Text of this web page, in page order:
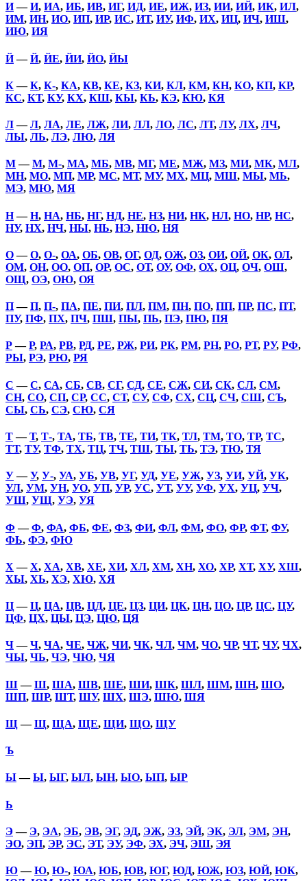
И—И, ИА, ИБ, ИВ, ИГ, ИД, ИЕ, ИЖ, ИЗ, ИИ, ИЙ, ИК, ИЛ,
ИМ, ИН, ИО, ИП, ИР, ИС, ИТ, ИУ, ИФ, ИХ, ИЦ, ИЧ, ИШ,
ИЮ, ИЯ
Й—Й, ЙЕ, ЙИ, ЙО, ЙЫ
К—К, К-, КА, КВ, КЕ, КЗ, КИ, КЛ, КМ, КН, КО, КП, КР,
КС, КТ, КУ, КХ, КШ, КЫ, КЬ, КЭ, КЮ, КЯ
Л—Л, ЛА, ЛЕ, ЛЖ, ЛИ, ЛЛ, ЛО, ЛС, ЛТ, ЛУ, ЛХ, ЛЧ,
ЛЫ, ЛЬ, ЛЭ, ЛЮ, ЛЯ
М—М, М-, МА, МБ, МВ, МГ, МЕ, МЖ, МЗ, МИ, МК, МЛ,
МН, МО, МП, МР, МС, МТ, МУ, МХ, МЦ, МШ, МЫ, МЬ,
МЭ, МЮ, МЯ
Н—Н, НА, НБ, НГ, НД, НЕ, НЗ, НИ, НК, НЛ, НО, НР, НС,
НУ, НХ, НЧ, НЫ, НЬ, НЭ, НЮ, НЯ
О—О, О-, ОА, ОБ, ОВ, ОГ, ОД, ОЖ, ОЗ, ОИ, ОЙ, ОК, ОЛ,
ОМ, ОН, ОО, ОП, ОР, ОС, ОТ, ОУ, ОФ, ОХ, ОЦ, ОЧ, ОШ,
ОЩ, ОЭ, ОЮ, ОЯ
П—П, П-, ПА, ПЕ, ПИ, ПЛ, ПМ, ПН, ПО, ПП, ПР, ПС, ПТ,
ПУ, ПФ, ПХ, ПЧ, ПШ, ПЫ, ПЬ, ПЭ, ПЮ, ПЯ
Р—Р, РА, РВ, РД, РЕ, РЖ, РИ, РК, РМ, РН, РО, РТ, РУ, РФ,
РЫ, РЭ, РЮ, РЯ
С —С, СА, СБ, СВ, СГ, СД, СЕ, СЖ, СИ, СК, СЛ, СМ,
СН, СО, СП, СР, СС, СТ, СУ, СФ, СХ, СЦ, СЧ, СШ, СЪ,
СЫ, СЬ, СЭ, СЮ, СЯ
Т—Т, Т-, ТА, ТБ, ТВ, ТЕ, ТИ, ТК, ТЛ, ТМ, ТО, ТР, ТС,
ТТ, ТУ, ТФ, ТХ, ТЦ, ТЧ, ТШ, ТЫ, ТЬ, ТЭ, ТЮ, ТЯ
У—У, У-, УА, УБ, УВ, УГ, УД, УЕ, УЖ, УЗ, УИ, УЙ, УК,
УЛ, УМ, УН, УО, УП, УР, УС, УТ, УУ, УФ, УХ, УЦ, УЧ,
УШ, УЩ, УЭ, УЯ
Ф —Ф, ФА, ФБ, ФЕ, ФЗ, ФИ, ФЛ, ФМ, ФО, ФР, ФТ, ФУ,
ФЬ, ФЭ, ФЮ
Х —Х, ХА, ХВ, ХЕ, ХИ, ХЛ, ХМ, ХН, ХО, ХР, ХТ, ХУ, ХШ,
ХЫ, ХЬ, ХЭ, ХЮ, ХЯ
Ц—Ц, ЦА, ЦВ, ЦД, ЦЕ, ЦЗ, ЦИ, ЦК, ЦН, ЦО, ЦР, ЦС, ЦУ,
ЦФ, ЦХ, ЦЫ, ЦЭ, ЦЮ, ЦЯ
Ч—Ч, ЧА, ЧЕ, ЧЖ, ЧИ, ЧК, ЧЛ, ЧМ, ЧО, ЧР, ЧТ, ЧУ, ЧХ,
ЧЫ, ЧЬ, ЧЭ, ЧЮ, ЧЯ
Ш—Ш, ША, ШВ, ШЕ, ШИ, ШК, ШЛ, ШМ, ШН, ШО,
ШП, ШР, ШТ, ШУ, ШХ, ШЭ, ШЮ, ШЯ
Щ —Щ, ЩА, ЩЕ, ЩИ, ЩО, ЩУ
Ъ
Ы—Ы, ЫГ, ЫЛ, ЫН, ЫО, ЫП, ЫР
Ь
Э— Э, ЭА, ЭБ, ЭВ, ЭГ, ЭД, ЭЖ, ЭЗ, ЭЙ, ЭК, ЭЛ, ЭМ, ЭН,
ЭО, ЭП, ЭР, ЭС, ЭТ, ЭУ, ЭФ, ЭХ, ЭЧ, ЭШ, ЭЯ
Ю—Ю, Ю-, ЮА, ЮБ, ЮВ, ЮГ, ЮД, ЮЖ, ЮЗ, ЮЙ, ЮК,